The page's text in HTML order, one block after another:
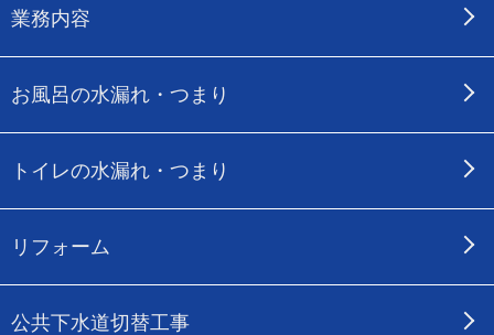
業務内容
お風呂の水漏れ・つまり
トイレの水漏れ・つまり
リフォーム
公共下水道切替工事